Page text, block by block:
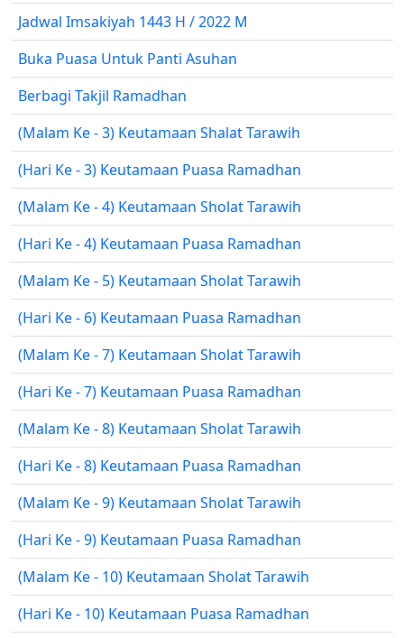
Jadwal Imsakiyah 1443 H / 2022 M
Buka Puasa Untuk Panti Asuhan
Berbagi Takjil Ramadhan
(Malam Ke - 3) Keutamaan Shalat Tarawih
(Hari Ke - 3) Keutamaan Puasa Ramadhan
(Malam Ke - 4) Keutamaan Sholat Tarawih
(Hari Ke - 4) Keutamaan Puasa Ramadhan
(Malam Ke - 5) Keutamaan Sholat Tarawih
(Hari Ke - 6) Keutamaan Puasa Ramadhan
(Malam Ke - 7) Keutamaan Sholat Tarawih
(Hari Ke - 7) Keutamaan Puasa Ramadhan
(Malam Ke - 8) Keutamaan Sholat Tarawih
(Hari Ke - 8) Keutamaan Puasa Ramadhan
(Malam Ke - 9) Keutamaan Sholat Tarawih
(Hari Ke - 9) Keutamaan Puasa Ramadhan
(Malam Ke - 10) Keutamaan Sholat Tarawih
(Hari Ke - 10) Keutamaan Puasa Ramadhan